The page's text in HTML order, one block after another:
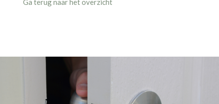
Ga terug naar het overzicht